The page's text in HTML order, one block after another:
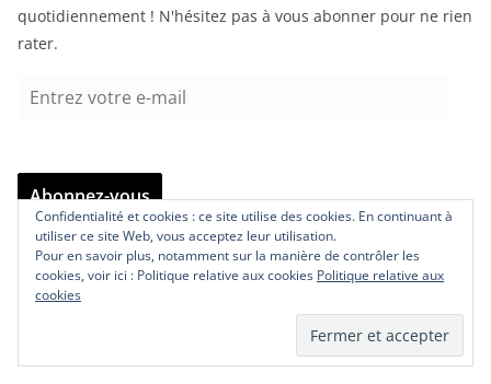
quotidiennement ! N'hésitez pas à vous abonner pour ne rien
rater.
r
e Abonnez-vous
Articles Phares
Comment savoir dans quel pays a été
Confidentialité et cookies : ce site utilise des cookies. En continuant à
utiliser ce site Web, vous acceptez leur utilisation.
Pour en savoir plus, notamment sur la manière de contrôler les
cookies, voir ici : Politique relative aux cookies Politique relative aux
cookies